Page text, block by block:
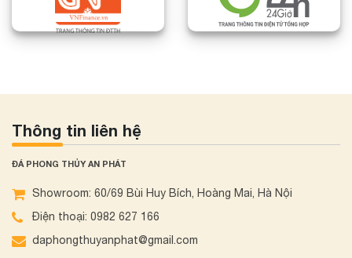
Thông tin liên hệ
ĐÁ PHONG THỦY AN PHÁT
Showroom: 60/69 Bùi Huy Bích, Hoàng Mai, Hà Nội
Điện thoại: 0982 627 166
daphongthuyanphat@gmail.com